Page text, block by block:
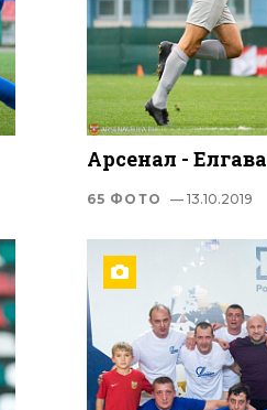
Арсенал - Елгава
65 ФОТО — 13.10.2019